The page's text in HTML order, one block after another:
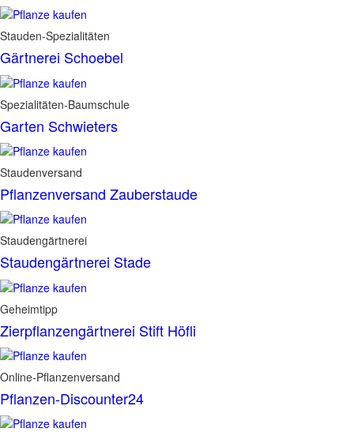
Stauden-Spezialitäten
Gärtnerei Schoebel
Spezialitäten-Baumschule
Garten Schwieters
Staudenversand
Pflanzenversand Zauberstaude
Staudengärtnerei
Staudengärtnerei Stade
Geheimtipp
Zierpflanzengärtnerei Stift Höfli
Online-Pflanzenversand
Pflanzen-Discounter24